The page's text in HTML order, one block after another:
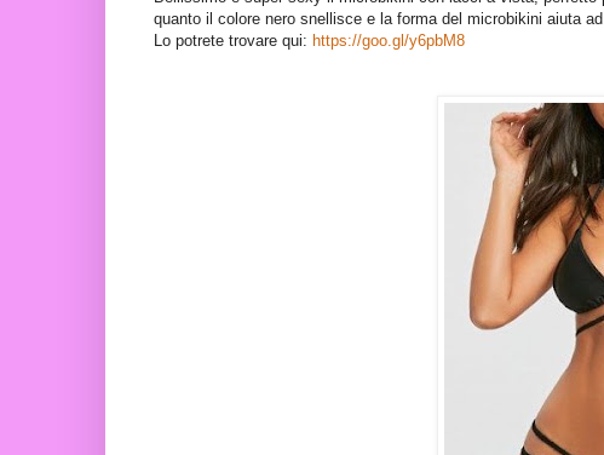
quanto il colore nero snellisce e la forma del microbikini aiuta
Lo potrete trovare qui: https://goo.gl/y6pbM8